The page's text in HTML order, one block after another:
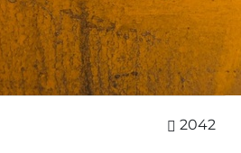
2042